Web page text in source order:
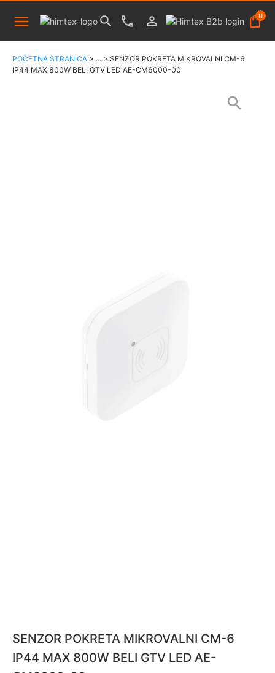
0
POČETNA STRANICA > ... > SENZOR POKRETA MIKROVALNI CM-6
IP44 MAX 800W BELI GTV LED AE-CM6000-00
SENZOR POKRETA MIKROVALNI CM-6
IP44 MAX 800W BELI GTV LED AE-